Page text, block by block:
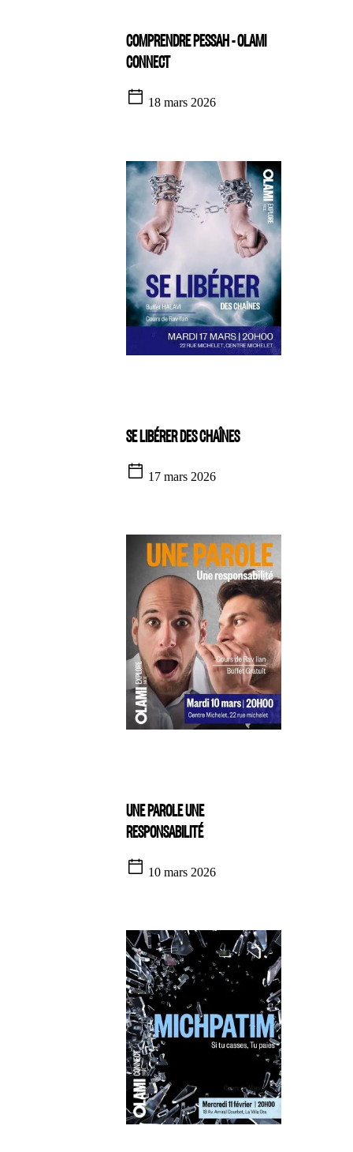
COMPRENDRE PESSAH - OLAMI
CONNECT
18 mars 2026
SE LIBÉRER DES CHAÎNES
17 mars 2026
UNE PAROLE UNE
RESPONSABILITÉ
10 mars 2026